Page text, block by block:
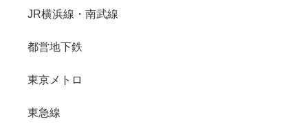
JR横浜線・南武線
都営地下鉄
東京メトロ
東急線